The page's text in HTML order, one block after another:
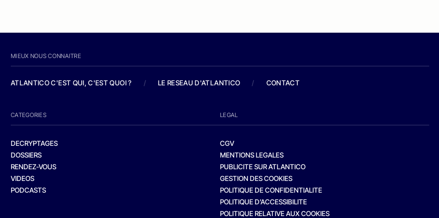
MIEUX NOUS CONNAITRE
ATLANTICO C'EST QUI, C'EST QUOI ? / LE RESEAU D'ATLANTICO / CONTACT
CATEGORIES
DECRYPTAGES
DOSSIERS
RENDEZ-VOUS
VIDEOS
PODCASTS
LEGAL
CGV
MENTIONS LEGALES
PUBLICITE SUR ATLANTICO
GESTION DES COOKIES
POLITIQUE DE CONFIDENTIALITE
POLITIQUE D’ACCESSIBILITE
POLITIQUE RELATIVE AUX COOKIES